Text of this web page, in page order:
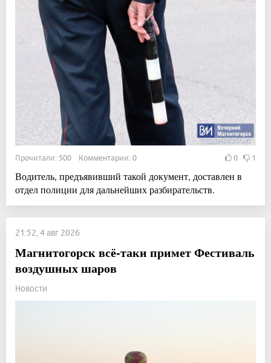
Прочитали: 500 Комментарии: 0 0 1
Водитель, предъявивший такой документ, доставлен в
отдел полиции для дальнейших разбирательств.
21:52, 4 авг 2026
Магнитогорск всё-таки примет Фестиваль
воздушных шаров
Новости